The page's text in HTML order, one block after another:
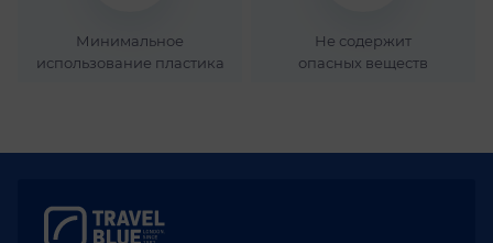
осуществляется
клиента —
Минимальное
использование пластика
Не содержит
опасных веществ